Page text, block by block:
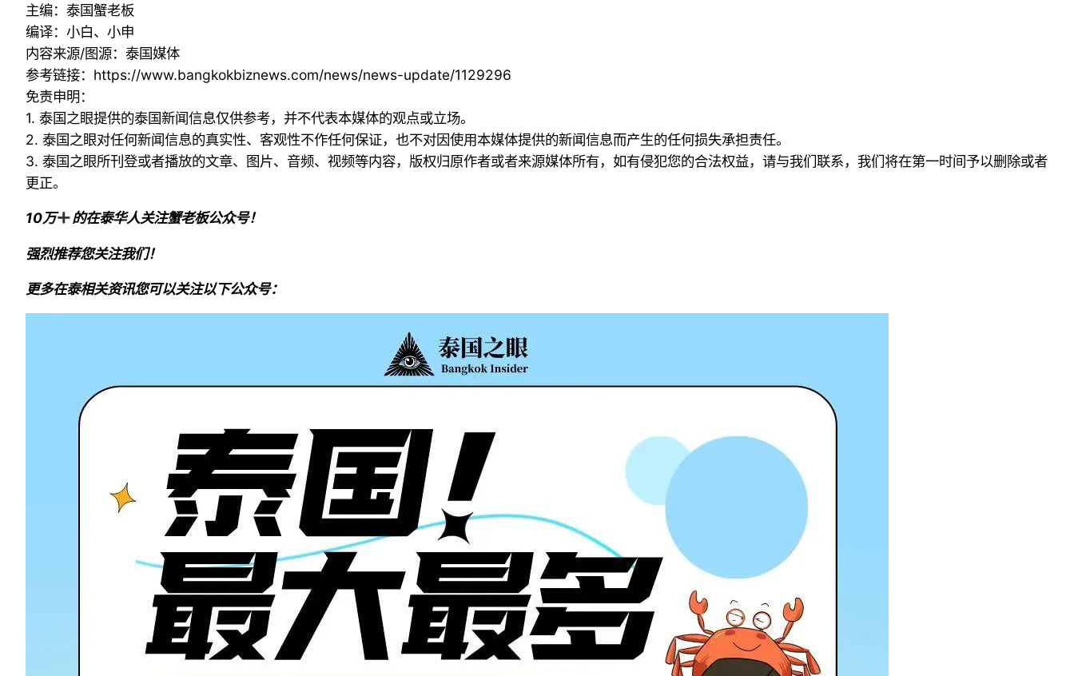
主编：泰国蟹老板
编译：小白、小申
内容来源/图源：泰国媒体
参考链接： https://www.bangkokbiznews.com/news/news-update/1129296
免责申明：
1. 泰国之眼提供的泰国新闻信息仅供参考，并不代表本媒体的观点或立场。
2. 泰国之眼对任何新闻信息的真实性、客观性不作任何保证，也不对因使用本媒体提供的新闻信息而产生的任何损失承担责任。
3. 泰国之眼所刊登或者播放的文章、图片、音频、视频等内容，版权归原作者或者来源媒体所有，如有侵犯您的合法权益，请与我们联系，我们将在第一时间予以删除或者
更正。
10万 的在泰华人关注蟹老板公众号！
强烈推荐您关注我们！
更多在泰相关资讯您可以关注以下公众号：